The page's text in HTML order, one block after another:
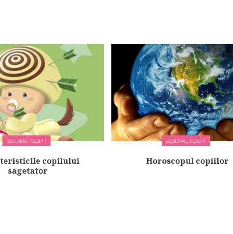
ZODIAC COPII
copilului
sagetator
ZODIAC COPII
Horoscopul copiilor